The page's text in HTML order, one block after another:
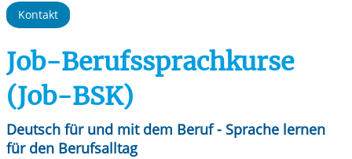
Kontakt
Job-Berufssprachkurse
(Job-BSK)
Deutsch für und mit dem Beruf - Sprache lernen
für den Berufsalltag